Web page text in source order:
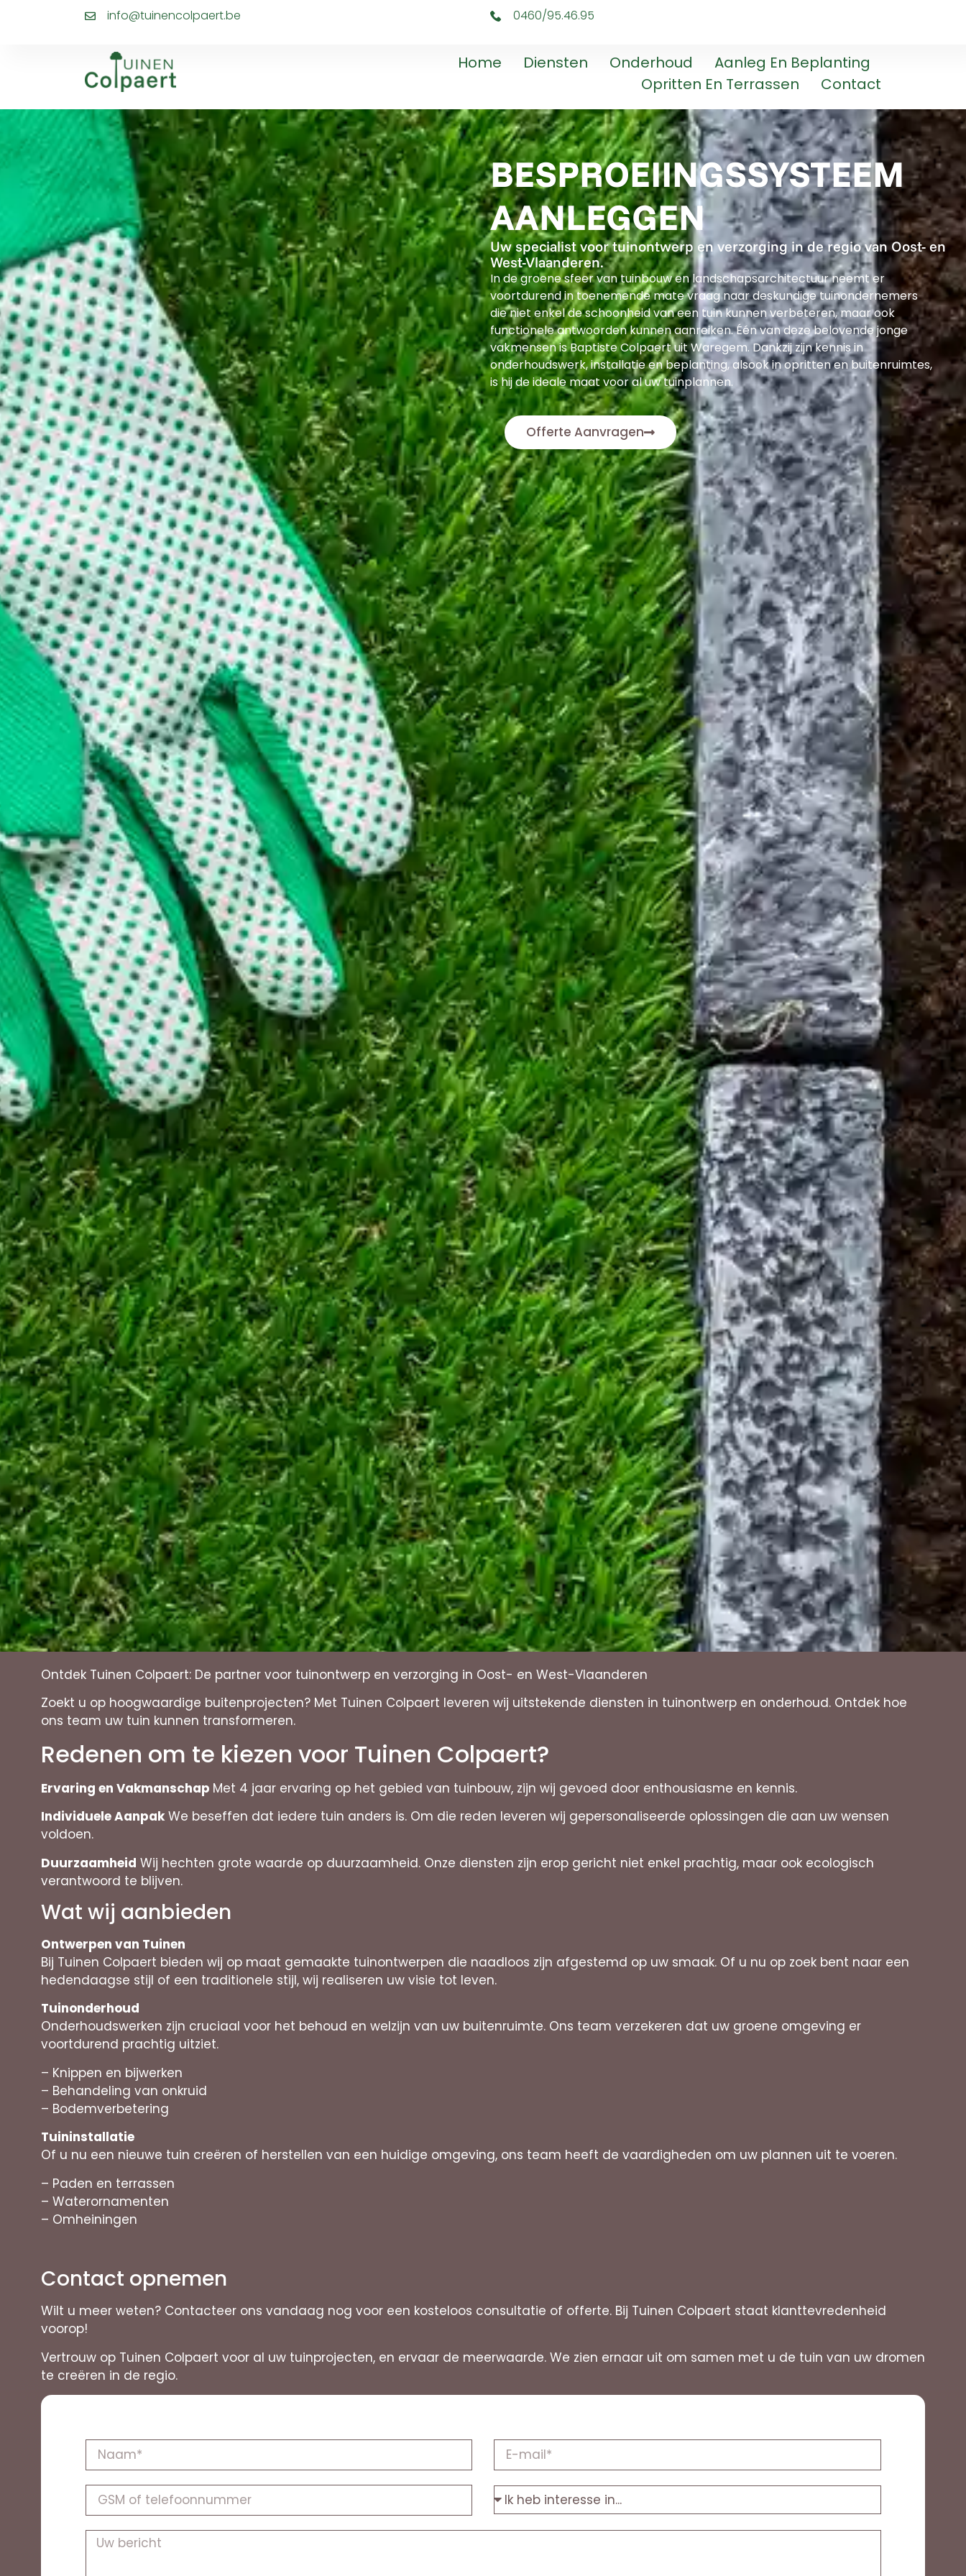
info@tuinencolpaert.be 0460/95.46.95
Home Diensten Onderhoud
Aanleg En Beplanting
Opritten En Terrassen
Contact
BESPROEIINGSSYSTEEM
AANLEGGEN
Uw specialist voor tuinontwerp en verzorging in de regio van Oost- en
West-Vlaanderen.
In de groene sfeer van tuinbouw en landschapsarchitectuur neemt er
voortdurend in toenemende mate vraag naar deskundige tuinondernemers
die niet enkel de schoonheid van een tuin kunnen verbeteren, maar ook
functionele antwoorden kunnen aanreiken. Één van deze belovende jonge
vakmensen is Baptiste Colpaert uit Waregem. Dankzij zijn kennis in
onderhoudswerk, installatie en beplanting, alsook in opritten en buitenruimtes,
is hij de ideale maat voor al uw tuinplannen.
Offerte Aanvragen
Ontdek Tuinen Colpaert: De partner voor tuinontwerp en verzorging in Oost- en West-Vlaanderen
Zoekt u op hoogwaardige buitenprojecten? Met Tuinen Colpaert leveren wij uitstekende diensten in tuinontwerp en onderhoud. Ontdek hoe
ons team uw tuin kunnen transformeren.
Redenen om te kiezen voor Tuinen Colpaert?
Ervaring en Vakmanschap Met 4 jaar ervaring op het gebied van tuinbouw, zijn wij gevoed door enthousiasme en kennis.
Individuele Aanpak We beseffen dat iedere tuin anders is. Om die reden leveren wij gepersonaliseerde oplossingen die aan uw wensen
voldoen.
Duurzaamheid Wij hechten grote waarde op duurzaamheid. Onze diensten zijn erop gericht niet enkel prachtig, maar ook ecologisch
verantwoord te blijven.
Wat wij aanbieden
Ontwerpen van Tuinen
Bij Tuinen Colpaert bieden wij op maat gemaakte tuinontwerpen die naadloos zijn afgestemd op uw smaak. Of u nu op zoek bent naar een
hedendaagse stijl of een traditionele stijl, wij realiseren uw visie tot leven.
Tuinonderhoud
Onderhoudswerken zijn cruciaal voor het behoud en welzijn van uw buitenruimte. Ons team verzekeren dat uw groene omgeving er
voortdurend prachtig uitziet.
– Knippen en bijwerken
– Behandeling van onkruid
– Bodemverbetering
Tuininstallatie
Of u nu een nieuwe tuin creëren of herstellen van een huidige omgeving, ons team heeft de vaardigheden om uw plannen uit te voeren.
– Paden en terrassen
– Waterornamenten
– Omheiningen
Contact opnemen
Wilt u meer weten? Contacteer ons vandaag nog voor een kosteloos consultatie of offerte. Bij Tuinen Colpaert staat klanttevredenheid
voorop!
Vertrouw op Tuinen Colpaert voor al uw tuinprojecten, en ervaar de meerwaarde. We zien ernaar uit om samen met u de tuin van uw dromen
te creëren in de regio.